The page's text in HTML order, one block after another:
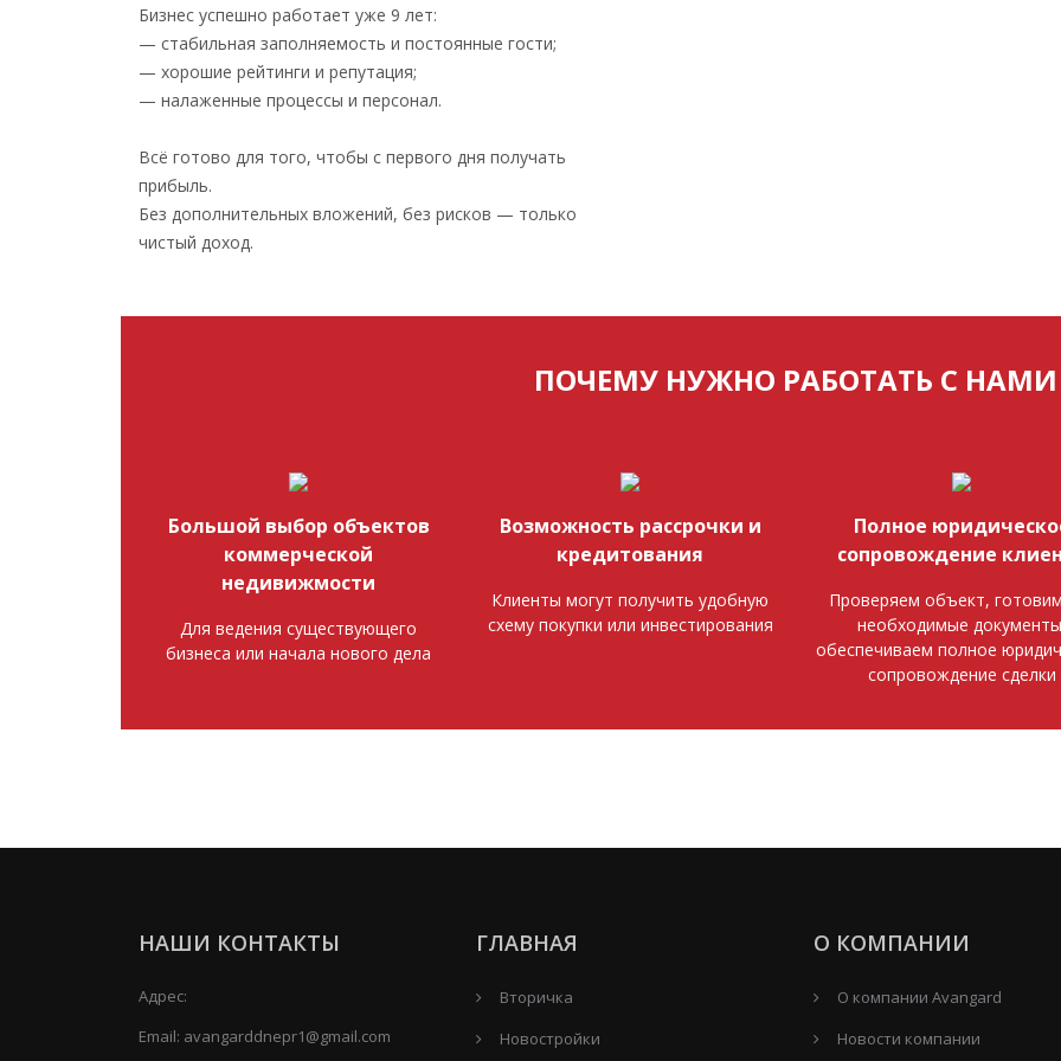
Бизнес успешно работает уже 9 лет:
— стабильная заполняемость и постоянные гости;
— хорошие рейтинги и репутация;
— налаженные процессы и персонал.
Всё готово для того, чтобы с первого дня получать
прибыль.
Без дополнительных вложений, без рисков — только
чистый доход.
ПОЧЕМУ НУЖНО РАБОТАТЬ С НАМИ
Большой выбор объектов
коммерческой
недивижмости
Для ведения существующего
бизнеса или начала нового дела
Возможность рассрочки и
кредитования
Клиенты могут получить удобную
схему покупки или инвестирования
Полное
сопровождение
Проверяем объект,
необходимые
обеспечиваем полное
сопровождение сделки
НАШИ КОНТАКТЫ
Адрес:
Email: avangarddnepr1@gmail.com
ГЛАВНАЯ
Вторичка
Новостройки
О КОМПАНИИ
О компании Avangard
Новости компании